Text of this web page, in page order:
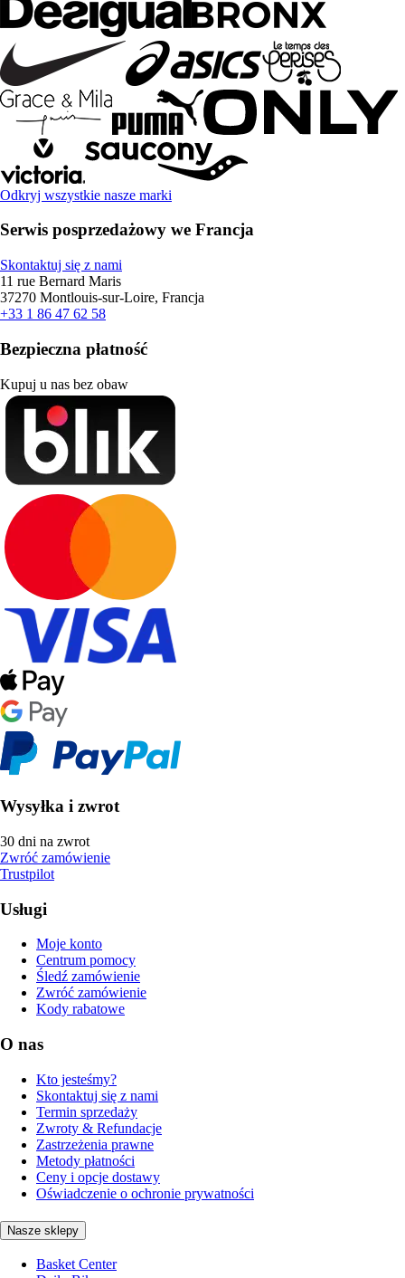
Odkryj wszystkie nasze marki
Serwis posprzedażowy we Francja
Skontaktuj się z nami
11 rue Bernard Maris
37270 Montlouis-sur-Loire, Francja
+33 1 86 47 62 58
Bezpieczna płatność
Kupuj u nas bez obaw
Wysyłka i zwrot
30 dni na zwrot
Zwróć zamówienie
Trustpilot
Usługi
Moje konto
Centrum pomocy
Śledź zamówienie
Zwróć zamówienie
Kody rabatowe
O nas
Kto jesteśmy?
Skontaktuj się z nami
Termin sprzedaży
Zwroty & Refundacje
Zastrzeżenia prawne
Metody płatności
Ceny i opcje dostawy
Oświadczenie o ochronie prywatności
Nasze sklepy
Basket Center